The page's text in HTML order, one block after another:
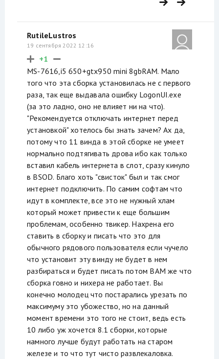
RutileLustros
19 сентября 2022 12:16
+1
MS-7616,i5 650+gtx950 mini 8gbRAM. Мало
того что эта сборка установилась не с первого
раза, так еще выдавала ошибку LogonUI.exe
(за это ладно, оно не влияет ни на что).
"Рекомендуется отключать интернет перед
установкой" хотелось бы знать зачем? Ах да,
потому что 11 винда в этой сборке не умеет
нормально подтягивать дрова ибо как только
вставил кабель интернета в слот, сразу кинуло
в BSOD. Благо хоть "свисток" был и так смог
интернет подключить. По самим софтам что
идут в комплекте, все это не нужный хлам
который может привести к еще большим
проблемам, особенно твикер. Нахрена его
ставить в сборку и писать что это для
обычного рядового пользователя если чучело
что установит эту винду не будет в нем
разбираться и будет писать потом ВАМ же что
сборка говно и нихера не работает. Вы
конечно молодец что постарались урезать по
максимуму это убожество, но на данный
момент времени это того не стоит, ведь есть
10 либо уж хочется 8.1 сборки, которые
намного лучше будут работать на старом
железе и то что тут чисто развлекаловка.